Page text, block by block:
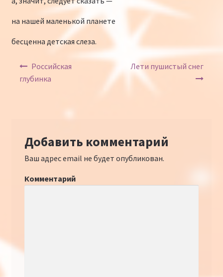
на нашей маленькой планете
бесценна детская слеза.
Навигация по записям
Российская
глубинка
Лети пушистый снег
Добавить комментарий
Ваш адрес email не будет опубликован.
Комментарий